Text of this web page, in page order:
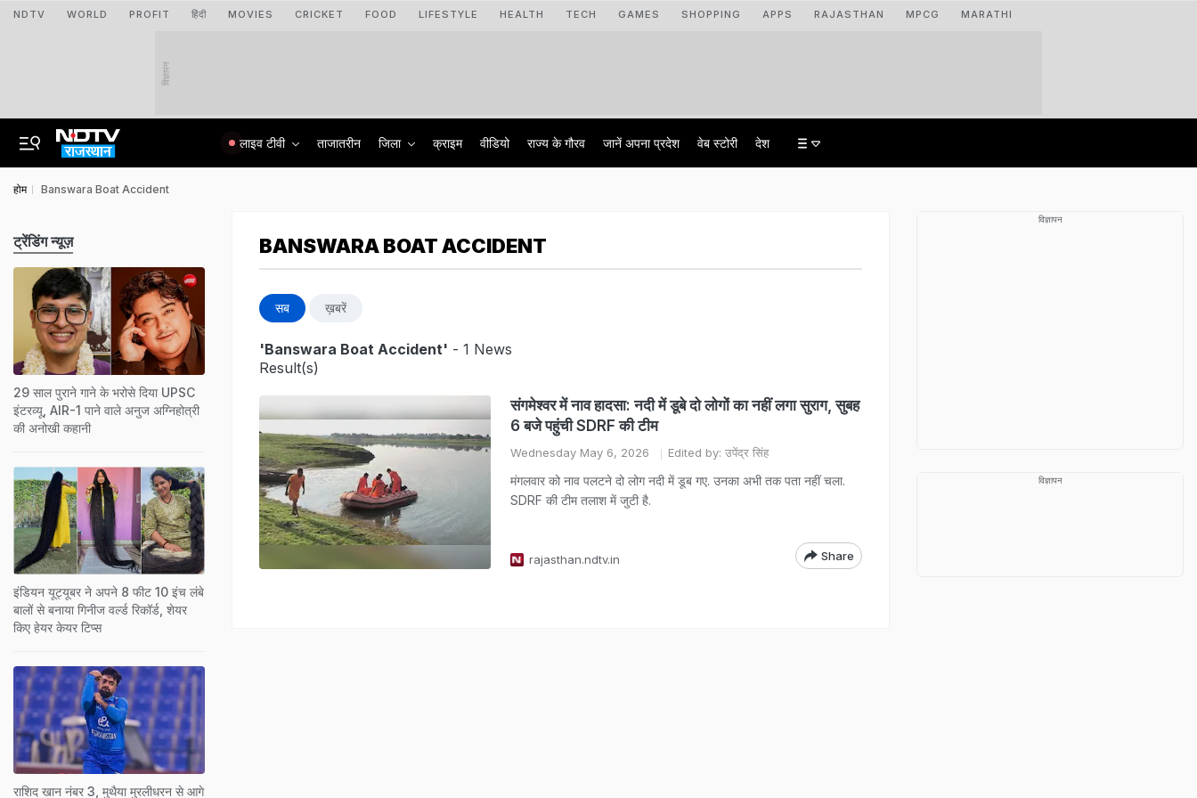
NDTV WORLD PROFIT हिंदी MOVIES CRICKET FOOD LIFESTYLE HEALTH TECH GAMES SHOPPING APPS RAJASTHAN MPCG MARATHI
विज्ञापन
लाइव टीवी ताजातरीन जिला क्राइम वीडियो राज्‍य के गौरव जानें अपना प्रदेश वेब स्टोरी देश
होम Banswara Boat Accident
BANSWARA BOAT ACCIDENT
सब ख़बरें
'Banswara Boat Accident' - 1 News
Result(s)
संगमेश्वर में नाव हादसा: नदी में डूबे दो लोगों का नहीं लगा सुराग, सुबह
6 बजे पहुंची SDRF की टीम
Wednesday May 6, 2026 Edited by: उपेंद्र सिंह
मंगलवार को नाव पलटने दो लोग नदी में डूब गए. उनका अभी तक पता नहीं चला.
SDRF की टीम तलाश में जुटी है.
rajasthan.ndtv.in Share
ट्रेंडिंग न्यूज़
29 साल पुराने गाने के भरोसे दिया UPSC
इंटरव्यू, AIR-1 पाने वाले अनुज अग्निहोत्री
की अनोखी कहानी
इंडियन यूट्यूबर ने अपने 8 फीट 10 इंच लंबे
बालों से बनाया गिनीज वर्ल्ड रिकॉर्ड, शेयर
किए हेयर केयर टिप्स
राशिद खान नंबर 3, मुथैया मुरलीधरन से आगे
विज्ञापन
विज्ञापन